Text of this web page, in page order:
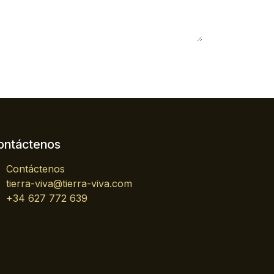
Contáctenos
tierra-viva@tierra-viva.com
+34 627 772 639